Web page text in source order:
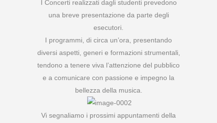
I Concerti realizzati dagli studenti prevedono
una breve presentazione da parte degli
esecutori.
I programmi, di circa un’ora, presentando
diversi aspetti, generi e formazioni strumentali,
tendono a tenere viva l’attenzione del pubblico
e a comunicare con passione e impegno la
bellezza della musica.
Vi segnaliamo i prossimi appuntamenti della